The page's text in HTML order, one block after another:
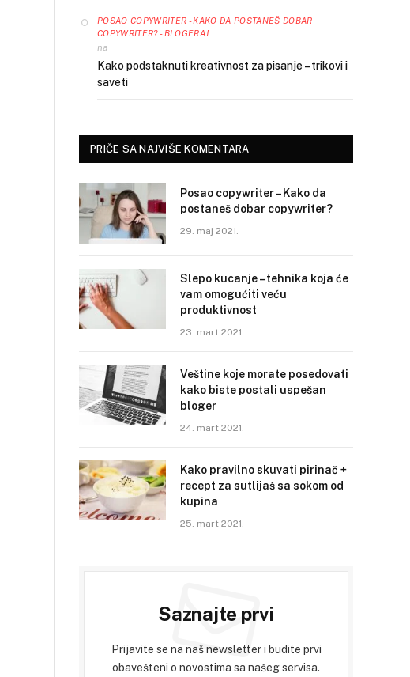
POSAO COPYWRITER - KAKO DA POSTANEŠ DOBAR
COPYWRITER? - BLOGERAJ
na
Kako podstaknuti kreativnost za pisanje – trikovi i
saveti
PRIČE SA NAJVIŠE KOMENTARA
Posao copywriter – Kako da
postaneš dobar copywriter?
29. maj 2021.
Slepo kucanje – tehnika koja će
vam omogućiti veću
produktivnost
23. mart 2021.
Veštine koje morate posedovati
kako biste postali uspešan
bloger
24. mart 2021.
Kako pravilno skuvati pirinač +
recept za sutlijaš sa sokom od
kupina
25. mart 2021.
Saznajte prvi
Prijavite se na naš newsletter i budite prvi
obavešteni o novostima sa našeg servisa.